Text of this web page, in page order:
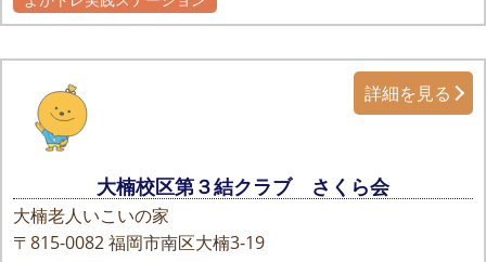
大楠校区第３結クラブ さくら会
大楠老人いこいの家
〒815-0082福岡市南区大楠3-19
詳細を見る